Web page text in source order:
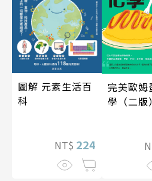
圖解 元素生活百
科
NT$ 224
完美歐姆
學（二版）